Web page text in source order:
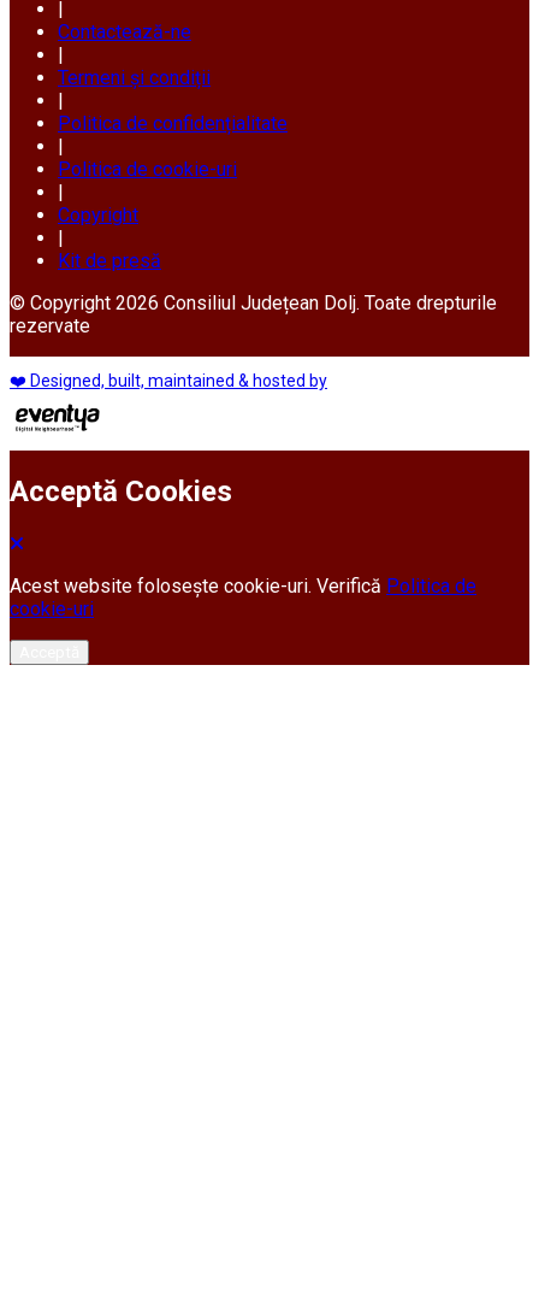
Contactează-ne
Termeni și condiții
Politica de confidențialitate
Politica de cookie-uri
Copyright
Kit de presă
© Copyright 2026 Consiliul Județean Dolj. Toate drepturile
rezervate
❤️ Designed, built, maintained & hosted by
Acceptă Cookies
Acest website folosește cookie-uri. Verifică Politica de
cookie-uri